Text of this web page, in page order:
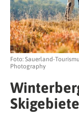
Foto: Sauerland-
Photography